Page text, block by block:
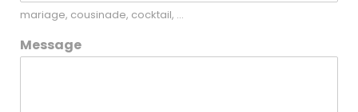
mariage, cousinade, cocktail, ...
Message